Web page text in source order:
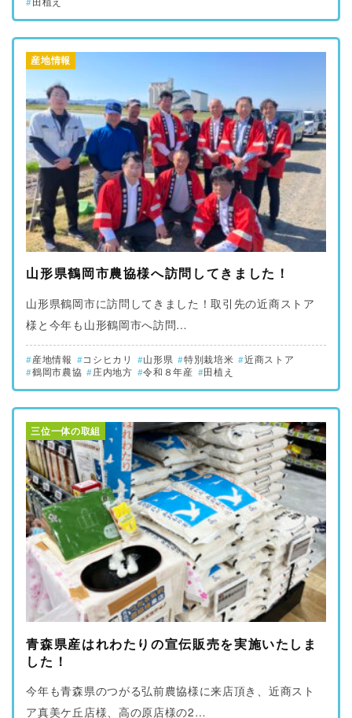
産地情報
山形県鶴岡市農協様へ訪問してきました！
山形県鶴岡市に訪問してきました！取引先の近商ストア
様と今年も山形鶴岡市へ訪問…
産地情報 コシヒカリ 山形県 特別栽培米
近商ストア
鶴岡市農協
庄内地方 令和８年産 田植え
三位一体の取組
青森県産はれわたりの宣伝販売を実施いたしま
した！
今年も青森県のつがる弘前農協様に来店頂き、近商スト
ア真美ケ丘店様、高の原店様の2…